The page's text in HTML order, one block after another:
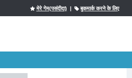
मेरे गेम(पसंदीदा) | बुकमार्क करने के लिए